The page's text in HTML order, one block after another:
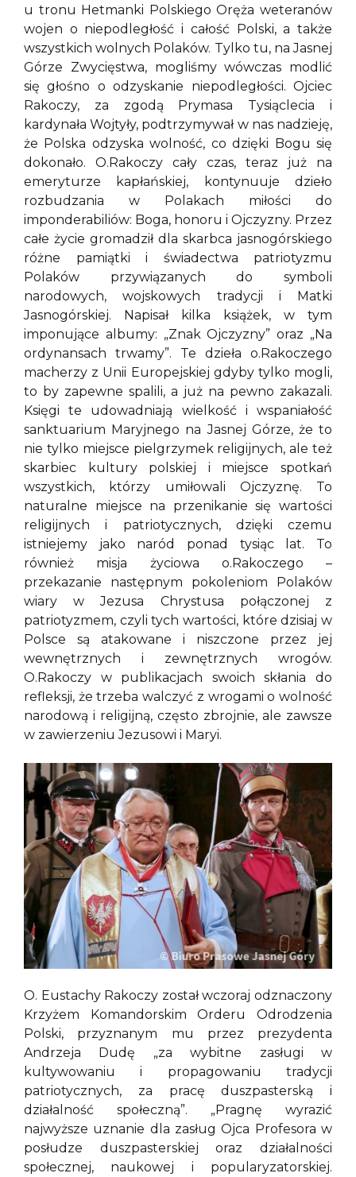
u tronu Hetmanki Polskiego Oręża weteranów
wojen o niepodległość i całość Polski, a także
wszystkich wolnych Polaków. Tylko tu, na Jasnej
Górze Zwycięstwa, mogliśmy wówczas modlić
się głośno o odzyskanie niepodległości. Ojciec
Rakoczy, za zgodą Prymasa Tysiąclecia i
kardynała Wojtyły, podtrzymywał w nas nadzieję,
że Polska odzyska wolność, co dzięki Bogu się
dokonało. O.Rakoczy cały czas, teraz już na
emeryturze kapłańskiej, kontynuuje dzieło
rozbudzania w Polakach miłości do
imponderabiliów: Boga, honoru i Ojczyzny. Przez
całe życie gromadził dla skarbca jasnogórskiego
różne pamiątki i świadectwa patriotyzmu
Polaków przywiązanych do symboli
narodowych, wojskowych tradycji i Matki
Jasnogórskiej. Napisał kilka książek, w tym
imponujące albumy: „Znak Ojczyzny” oraz „Na
ordynansach trwamy”. Te dzieła o.Rakoczego
macherzy z Unii Europejskiej gdyby tylko mogli,
to by zapewne spalili, a już na pewno zakazali.
Księgi te udowadniają wielkość i wspaniałość
sanktuarium Maryjnego na Jasnej Górze, że to
nie tylko miejsce pielgrzymek religijnych, ale też
skarbiec kultury polskiej i miejsce spotkań
wszystkich, którzy umiłowali Ojczyznę. To
naturalne miejsce na przenikanie się wartości
religijnych i patriotycznych, dzięki czemu
istniejemy jako naród ponad tysiąc lat. To
również misja życiowa o.Rakoczego –
przekazanie następnym pokoleniom Polaków
wiary w Jezusa Chrystusa połączonej z
patriotyzmem, czyli tych wartości, które dzisiaj w
Polsce są atakowane i niszczone przez jej
wewnętrznych i zewnętrznych wrogów.
O.Rakoczy w publikacjach swoich skłania do
refleksji, że trzeba walczyć z wrogami o wolność
narodową i religijną, często zbrojnie, ale zawsze
w zawierzeniu Jezusowi i Maryi.
O. Eustachy Rakoczy został wczoraj odznaczony
Krzyżem Komandorskim Orderu Odrodzenia
Polski, przyznanym mu przez prezydenta
Andrzeja Dudę „za wybitne zasługi w
kultywowaniu i propagowaniu tradycji
patriotycznych, za pracę duszpasterską i
działalność społeczną”. „Pragnę wyrazić
najwyższe uznanie dla zasług Ojca Profesora w
posłudze duszpasterskiej oraz działalności
społecznej, naukowej i popularyzatorskiej.